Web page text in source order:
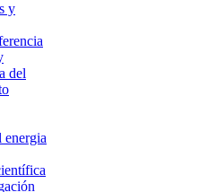
y
del
energia